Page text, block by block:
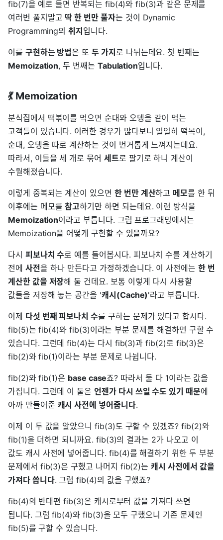
fib(7)을 예로 들면 반복되는 fib(4)와 fib(3)과 같은 문제를
여러번 풀지말고 딱 한 번만 풀자는 것이 Dynamic
Programming의취지입니다.
이를 구현하는 방법은 또두 가지 로 나뉘는데요. 첫 번째는
Memoization, 두 번째는 Tabulation입니다.
💃 Memoization
분식집에서 떡볶이를 먹으면 순대와 오뎅을 같이 먹는
고객들이 있습니다. 이러한 경우가 많다보니 일일히 떡복이,
순대, 오뎅을 따로 계산하는 것이 번거롭게 느껴지는데요.
따라서, 이들을 세 개로 묶어 세트로 팔기로 하니 계산이
수월해졌습니다.
이렇게 중복되는 계산이 있으면 한 번만 계산하고 메모를 한 뒤
이후에는 메모를참고하기만 하면 되는데요. 이런 방식을
Memoization이라고 부릅니다. 그럼 프로그래밍에서는
Memoization을 어떻게 구현할 수 있을까요?
다시 피보나치 수로 예를 들어봅시다. 피보나치 수를 계산하기
전에 사전을 하나 만든다고 가정하겠습니다. 이 사전에는한 번
계산한 값을 저장해 둘 건데요. 보통 이렇게 다시 사용할
값들을 저장해 놓는 공간을 '캐시(Cache)'라고 부릅니다.
이제 다섯 번째 피보나치 수를 구하는 문제가 있다고 합시다.
fib(5)는 fib(4)와 fib(3)이라는 부분 문제를 해결하면 구할 수
있습니다. 그런데 fib(4)는 다시 fib(3)과 fib(2)로 fib(3)은
fib(2)와 fib(1)이라는 부분 문제로 나뉩니다.
fib(2)와 fib(1)은 base case죠? 따라서 둘 다 1이라는 값을
가집니다. 그런데 이 둘은 언젠가 다시 쓰일 수도 있기 때문에
아까 만들어준 캐시 사전에 넣어줍니다.
이제 이 두 값을 알았으니 fib(3)도 구할 수 있겠죠? fib(2)와
fib(1)을 더하면 되니까요. fib(3)의 결과는 2가 나오고 이
값도 캐시 사전에 넣어줍니다. fib(4)를 해결하기 위한 두 부분
문제에서 fib(3)은 구했고 나머지 fib(2)는캐시 사전에서 값을
가져다 씁니다. 그럼 fib(4)의 값을 구했죠?
fib(4)의 반대편 fib(3)은 캐시로부터 값을 가져다 쓰면
됩니다. 그럼 fib(4)와 fib(3)을 모두 구했으니 기존 문제인
fib(5)를 구할 수 있습니다.